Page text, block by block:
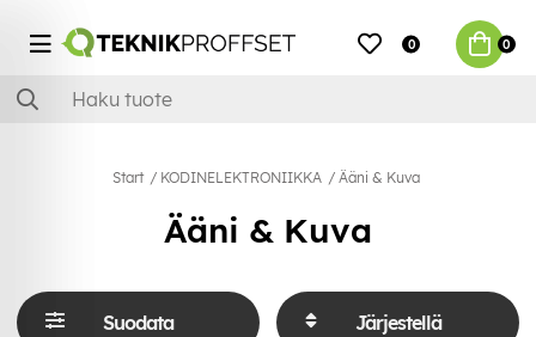
0 0
Start KODINELEKTRONIIKKA Ääni & Kuva
Ääni & Kuva
Suodata Järjestellä